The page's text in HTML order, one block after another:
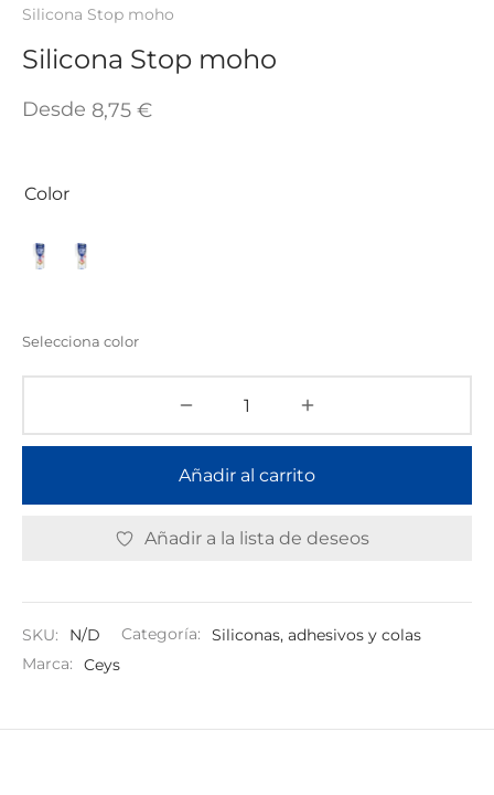
Silicona Stop moho
Silicona Stop moho
Desde 8,75 €
Color
Selecciona color
Añadir al carrito
Añadir a la lista de deseos
SKU: N/D Categoría:
Siliconas, adhesivos y colas
Marca:
Ceys